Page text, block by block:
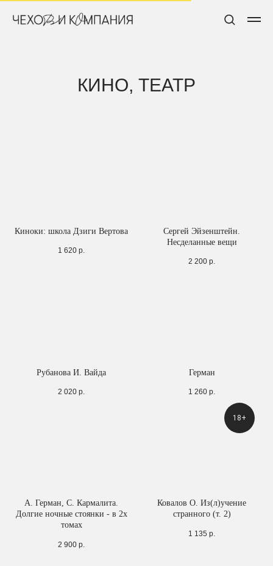
КИНО, ТЕАТР
Киноки: школа Дзиги Вертова
1 620 р.
Сергей Эйзенштейн.
Несделанные вещи
2 200 р.
Рубанова И. Вайда
2 020 р.
Герман
1 260 р.
А. Герман, С. Кармалита.
Долгие ночные стоянки - в 2х
томах
2 900 р.
18+
Ковалов О. Из(л)учение
странного (т. 2)
1 135 р.